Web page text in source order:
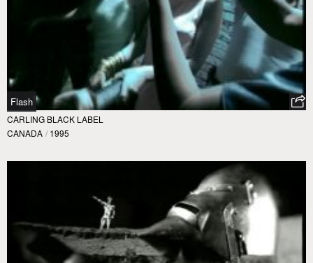
Flash
CARLING BLACK LABEL
CANADA / 1995